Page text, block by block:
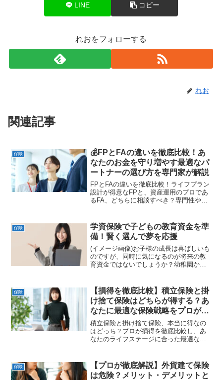
LINE コピー
れおをフォローする
れお
関連記事
保険
💰FPとFAの違いを徹底比較！あ
なたのお金を守り増やす最適なパ
ートナーの選び方を専門家が解説
FPとFAの違いを徹底比較！ライフプラン
設計が得意なFPと、資産運用のプロであ
るFA、どちらに相談すべき？専門性や手
け、賢く資産を守り増やすための完全ガ
イドです✨
保険
学資保険で子どもの教育資金を準
備！賢く選んで夢を応援
(イメージ画像)お子様の成長は喜ばしいも
のですが、同時に気になるのが将来の教
育資金ではないでしょうか？幼稚園から
い？」「どんなタイプがあるの？」「元
本割れは避けたい」。...
保険
【損得を徹底比較】積立保険と掛
け捨て保険はどちらが得する？あ
なたに最適な保険戦略をプロが教
える完全ガイド 💡
積立保険と掛け捨て保険、本当に得なの
はどっち？プロが損得を徹底比較し、あ
なたのライフステージに合った最適な保
保険
【プロが徹底解説】外貨建て保険
は危険？メリット・デメリットと